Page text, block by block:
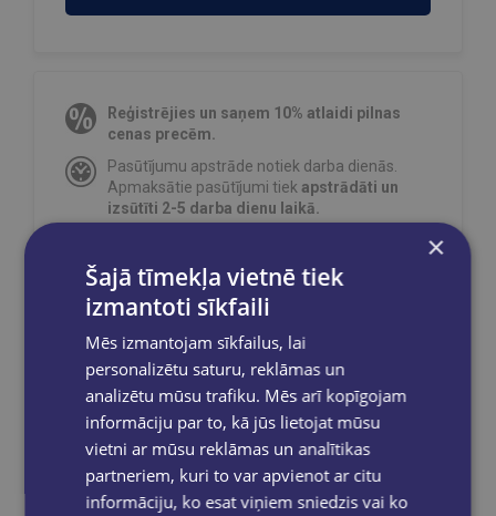
Reģistrējies un saņem 10% atlaidi pilnas
cenas precēm.
Pasūtījumu apstrāde notiek darba dienās.
Apmaksātie pasūtījumi tiek apstrādāti un
izsūtīti 2-5 darba dienu laikā.
Bezmaksas piegāde jebkurā GLOBUSS
grāmatnīcā 1-5 darba dienu laikā, kad
pasūtījums būs gatavs saņemšanai, saņemsi
e-pastu un/ vai SMS.
Dalies sociālajos tīklos:
×
Šajā tīmekļa vietnē tiek
izmantoti sīkfaili
Mēs izmantojam sīkfailus, lai
personalizētu saturu, reklāmas un
analizētu mūsu trafiku. Mēs arī kopīgojam
informāciju par to, kā jūs lietojat mūsu
vietni ar mūsu reklāmas un analītikas
partneriem, kuri to var apvienot ar citu
informāciju, ko esat viņiem sniedzis vai ko